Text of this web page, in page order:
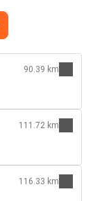
90.39 km
111.72 km
116.33 km